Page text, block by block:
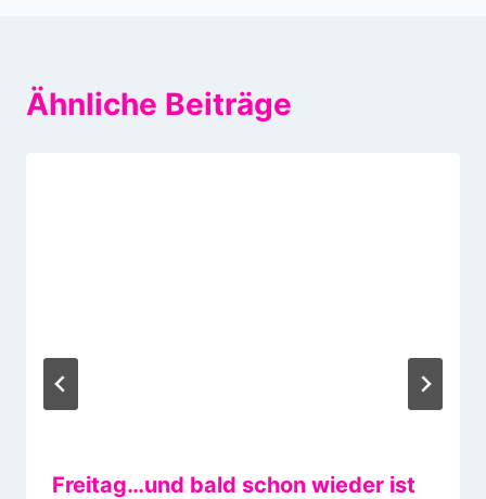
Ähnliche Beiträge
Freitag…und bald schon wieder ist